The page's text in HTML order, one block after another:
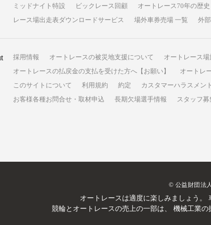
ミッドナイト特設 ビックレース回顧 オートレース70年の歴史
レース場出走表ダウンロードサービス
場外車券売場 一覧 外
採用情報 オートレースの被災地支援について
オートレース
オートレースの払戻金の支払を受けた方へ【お願い】
オートレ
このサイトについて
利用規約 約定 カスタマーハラスメン
お客様各種お問合せ・取材申込
長期欠場選手情報 スタッフ募
© 公益財団法
オートレースは適度に楽しみましょう。
競輪とオートレースの売上の一部は、
機械工業の